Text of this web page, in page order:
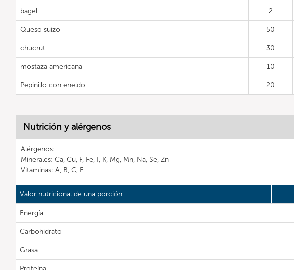
bagel 2
Queso suizo 50
chucrut 30
mostaza americana 10
Pepinillo con eneldo 20
Nutrición y alérgenos
Alérgenos:
Minerales: Ca, Cu, F, Fe, I, K, Mg, Mn, Na, Se, Zn
Vitaminas: A, B, C, E
Valor nutricional de una porción
Energía
Carbohidrato
Grasa